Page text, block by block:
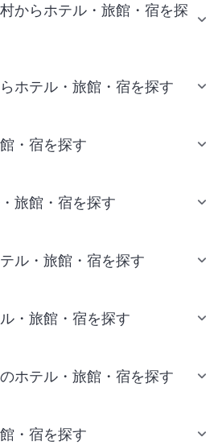
からホテル・旅館・宿を探
ホテル・旅館・宿を探す
・宿を探す
旅館・宿を探す
ル・旅館・宿を探す
・旅館・宿を探す
ホテル・旅館・宿を探す
・宿を探す